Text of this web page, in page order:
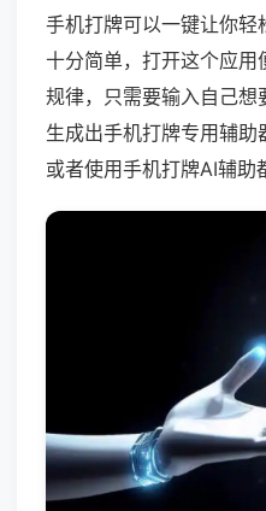
手机打牌可以一键让你轻
十分简单，打开这个应
规律，只需要输入自己想
生成出手机打牌专用辅
或者使用手机打牌AI辅助